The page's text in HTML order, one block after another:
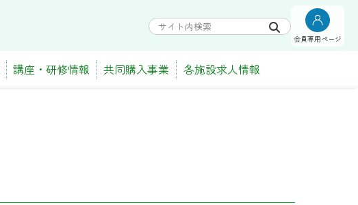
会員専用ページ
講座・研修情報 共同購入事業 各施設求人情報